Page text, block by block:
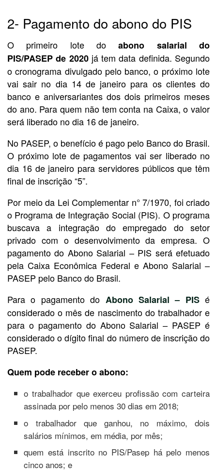
2- Pagamento do abono do PIS
O primeiro lote doabono salarial do
PIS/PASEP de 2020já tem data definida. Segundo
o cronograma divulgado pelo banco, o próximo lote
vai sair no dia 14 de janeiro para os clientes do
banco e aniversariantes dos dois primeiros meses
do ano. Para quem não tem conta na Caixa, o valor
será liberado no dia 16 de janeiro.
No PASEP, o benefício é pago pelo Banco do Brasil.
O próximo lote de pagamentos vai ser liberado no
dia 16 de janeiro para servidores públicos que têm
final de inscrição “5”.
Por meio da Lei Complementar n° 7/1970, foi criado
o Programa de Integração Social (PIS). O programa
buscava a integração do empregado do setor
privado com o desenvolvimento da empresa. O
pagamento do Abono Salarial – PIS será efetuado
pela Caixa Econômica Federal e Abono Salarial –
PASEP pelo Banco do Brasil.
Para o pagamento do Abono Salarial – PISé
considerado o mês de nascimento do trabalhador e
para o pagamento do Abono Salarial – PASEP é
considerado o dígito final do número de inscrição do
PASEP.
Quem pode receber o abono:
o trabalhador que exerceu profissão com carteira
assinada por pelo menos 30 dias em 2018;
o trabalhador que ganhou, no máximo, dois
salários mínimos, em média, por mês;
quem está inscrito no PIS/Pasep há pelo menos
cinco anos; e